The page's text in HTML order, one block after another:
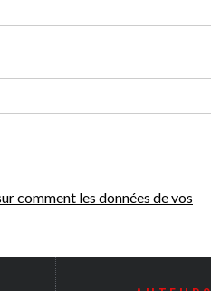
comment les données de vos